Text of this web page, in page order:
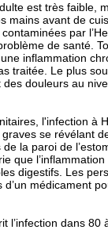
est très faible,
mains avant de
par
de santé.
inflammation
traitée. Le plus
douleurs au
l'infection à
se révélant
la paroi de
que
digestifs. Les
médicament
l’infection dans 80